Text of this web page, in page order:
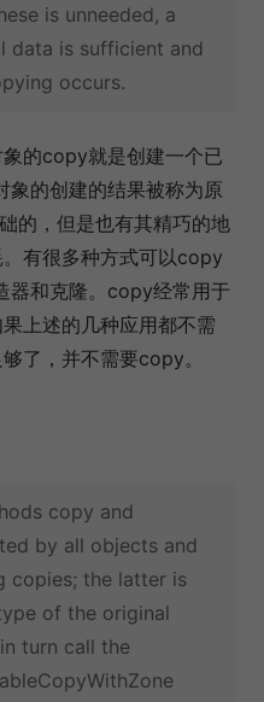
is unneeded, a
data is sufficient and
occurs.
的copy就是创建一个已
的创建的结果被称为原
的，但是也有其精巧的地
有很多种方式可以copy
器和克隆。copy经常用于
上述的几种应用都不需
了，并不需要copy。
copy and
by all objects and
copies; the latter is
of the original
turn call the